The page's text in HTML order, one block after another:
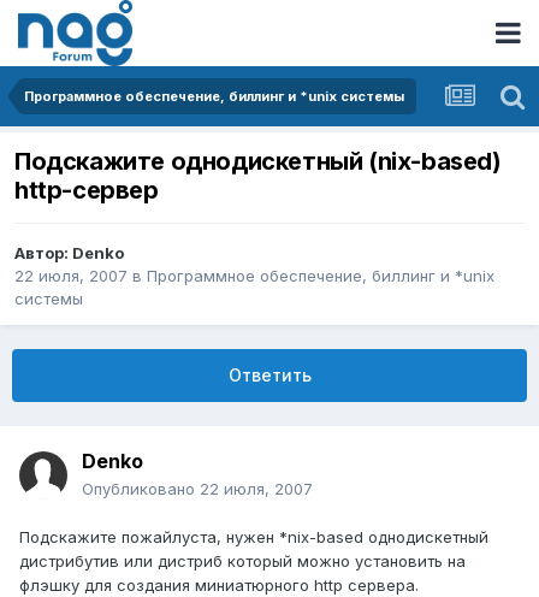
Программное обеспечение, биллинг и *unix системы
Подскажите однодискетный (nix-based)
http-сервер
Автор: Denko
22 июля, 2007 в Программное обеспечение, биллинг и *unix
системы
Ответить
Denko
Опубликовано 22 июля, 2007
Подскажите пожайлуста, нужен *nix-based однодискетный
дистрибутив или дистриб который можно установить на
флэшку для создания миниатюрного http сервера.